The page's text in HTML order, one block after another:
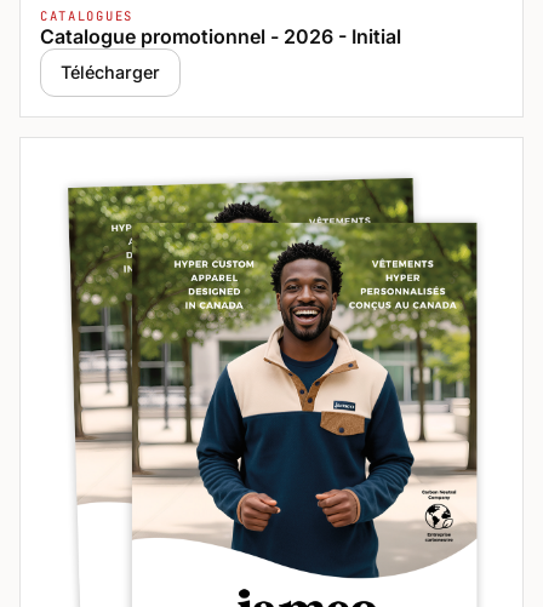
CATALOGUES
Catalogue promotionnel - 2026 - Initial
Télécharger